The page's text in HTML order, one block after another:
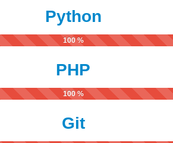
Python
100 %
PHP
100 %
Git